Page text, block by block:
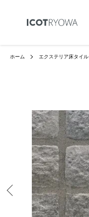
ホーム エクステリア床タイル